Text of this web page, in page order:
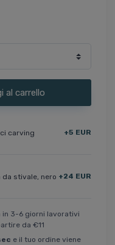
al carrello
carving +5 EUR
da stivale, nero +24 EUR
in 3-6 giorni lavorativi
da €11
e il tuo ordine viene